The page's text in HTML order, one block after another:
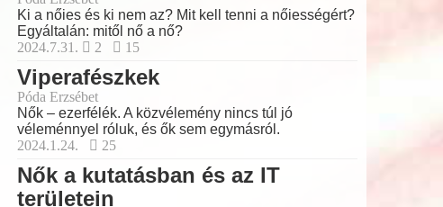
Ki a nőies és ki nem az? Mit kell tenni a nőiességért?
Egyáltalán: mitől nő a nő?
2024.7.31.
2 15
Viperafészkek
Póda Erzsébet
Nők – ezerfélék. A közvélemény nincs túl jó
véleménnyel róluk, és ők sem egymásról.
2024.1.24.
25
Nők a kutatásban és az IT
területein